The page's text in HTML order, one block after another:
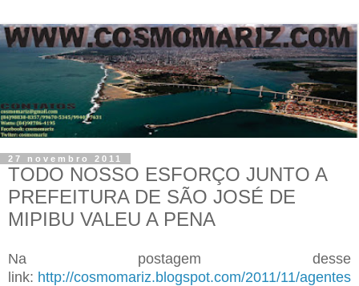
27 novembro 2011
TODO NOSSO ESFORÇO JUNTO A
PREFEITURA DE SÃO JOSÉ DE
MIPIBU VALEU A PENA
Na postagem desse
link: http://cosmomariz.blogspot.com/2011/11/agentes